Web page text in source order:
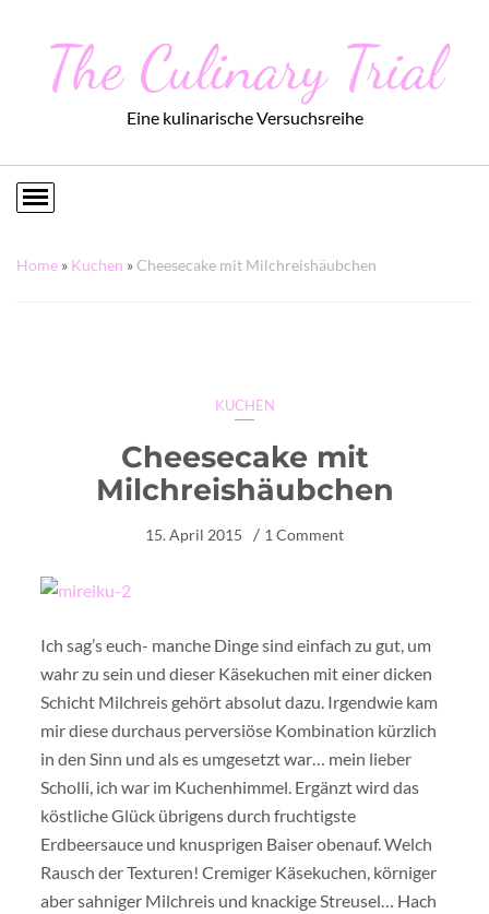
The Culinary Trial
Eine kulinarische Versuchsreihe
Home » Kuchen »Cheesecake mit Milchreishäubchen
KUCHEN
Cheesecake mit
Milchreishäubchen
15. April 2015 1 Comment
Ich sag’s euch- manche Dinge sind einfach zu gut, um
wahr zu sein und dieser Käsekuchen mit einer dicken
Schicht Milchreis gehört absolut dazu. Irgendwie kam
mir diese durchaus perversiöse Kombination kürzlich
in den Sinn und als es umgesetzt war… mein lieber
Scholli, ich war im Kuchenhimmel. Ergänzt wird das
köstliche Glück übrigens durch fruchtigste
Erdbeersauce und knusprigen Baiser obenauf. Welch
Rausch der Texturen! Cremiger Käsekuchen, körniger
aber sahniger Milchreis und knackige Streusel… Hach